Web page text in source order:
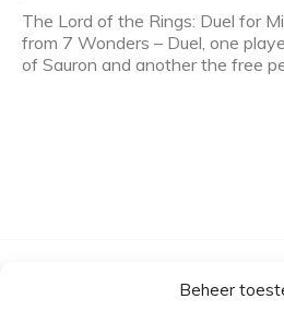
Beheer
The Lord of the Rings: Duel for
from 7 Wonders – Duel, one
of Sauron and another the free
Algemene voorwaarden